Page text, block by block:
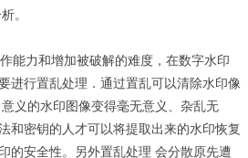
。
能力和增加被破解的难度，在数字水印
进行置乱处理．通过置乱可以清除水印像
义的水印图像变得毫无意义、杂乱无
和密钥的人才可以将提取出来的水印恢复
的安全性。另外置乱处理 会分散原先遭